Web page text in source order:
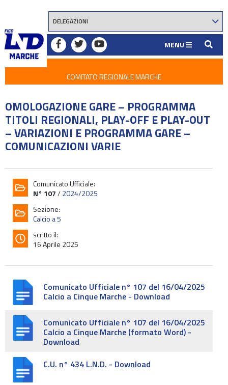
MENU
COMITATO REGIONALE MARCHE
OMOLOGAZIONE GARE – PROGRAMMA
TITOLI REGIONALI, PLAY-OFF E PLAY-OUT
– VARIAZIONI E PROGRAMMA GARE –
COMUNICAZIONI VARIE
Comunicato Ufficiale:
N° 107/2024/2025
Sezione:
Calcio a 5
scritto il:
16 Aprile 2025
Comunicato Ufficiale n° 107 del 16/04/2025
Calcio a Cinque Marche - Download
Comunicato Ufficiale n° 107 del 16/04/2025
Calcio a Cinque Marche (formato Word) -
Download
C.U. n° 434 L.N.D. - Download